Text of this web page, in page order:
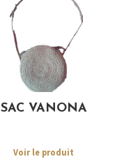
SAC VANONA
Voir le produit